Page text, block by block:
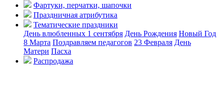
Фартуки, перчатки, шапочки
Праздничная атрибутика
Тематические праздники
День влюбленных 1 сентября День Рождения Новый Год
8 Марта Поздравляем педагогов 23 Февраля День
Матери Пасха
Распродажа